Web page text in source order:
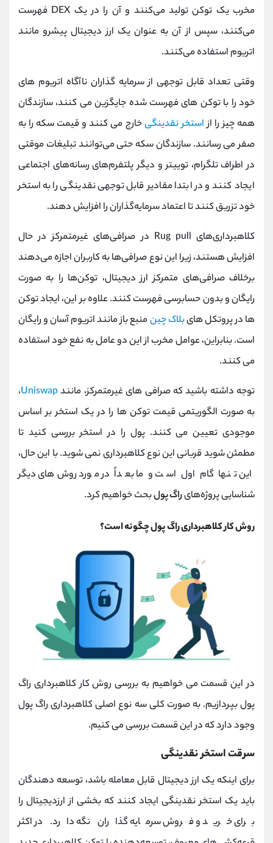
مخرب یک توکن تولید می‌کنند و آن را در یک DEX فهرست
می‌کنند، سپس از آن به عنوان یک ارز دیجیتال پیشرو مانند
اتریوم استفاده می‌کنند.
وقتی تعداد قابل توجهی از سرمایه گذاران ناآگاه اتریوم های
خود را با توکن های فهرست شده جایگزین می کنند، سازندگان
همه چیز را ازاستخر نقدینگیخارج می کنند و قیمت سکه را به
صفر می رسانند. سازندگان سکه حتی می‌توانند تبلیغات موقتی
در اطراف تلگرام، توییتر و دیگر پلتفرم‌های رسانه‌های اجتماعی
ایجاد کنند و در ابتدا مقادیر قابل توجهی نقدینگی را به استخر
خود تزریق کنند تا اعتماد سرمایه‌گذاران را افزایش دهند.
کلاهبرداری‌های Rug pull در صرافی‌های غیرمتمرکز در حال
افزایش هستند، زیرا این نوع صرافی‌ها به کاربران اجازه می‌دهند
برخلاف صرافی‌های متمرکز ارز دیجیتال، توکن‌ها را به صورت
رایگان و بدون حسابرسی فهرست کنند. علاوه بر این، ایجاد توکن
ها در پروتکل هایبلاک چینمنبع باز مانند اتریوم آسان و رایگان
است. بنابراین، عوامل مخرب از این دو عامل به نفع خود استفاده
می کنند.
توجه داشته باشید که صرافی های غیرمتمرکز، مانندUniswap،
به صورت الگوریتمی قیمت توکن ها را در یک استخر بر اساس
موجودی تعیین می کنند. پول را در استخر بررسی کنید تا
مطمئن شوید قربانی این نوع کلاهبرداری نمی شوید. با این حال،
این تنها گام اول است و ما بعداً در مورد روش‌های دیگر
شناسایی پروژه‌هایراگ پولبحث خواهیم کرد.
روش کار کلاهبرداری راگ پول چگونه است؟
در این قسمت می خواهیم به بررسی روش کار کلاهبرداری راگ
پول بپردازیم. به صورت کلی سه نوع اصلی کلاهبرداری راگ پول
وجود دارد که در این قسمت بررسی می کنیم.
سرقت استخر نقدینگی
برای اینکه یک ارز دیجیتال قابل معامله باشد، توسعه دهندگان
باید یک استخر نقدینگی ایجاد کنند که بخشی از ارزدیجیتال را
برای خرید و فروش سرمایه گذاران نگه دارد. در اکثر